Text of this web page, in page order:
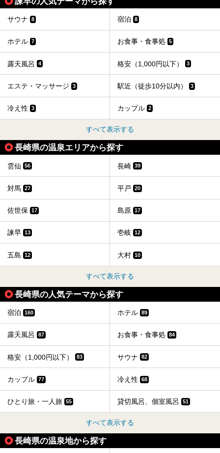
サウナ 8 宿泊 8
ホテル 7 お食事・食事処 5
露天風呂 4 格安（1,000円以下） 3
エステ・マッサージ 3 駅近（徒歩10分以内） 3
冷え性 3 カップル 2
すべて表示する
長崎県の温泉エリアから探す
雲仙 56 長崎 39
対馬 27 平戸 20
佐世保 17 島原 17
諫早 13 壱岐 12
五島 12 大村 10
すべて表示する
長崎県の人気テーマから探す
宿泊 160 ホテル 89
露天風呂 87 お食事・食事処 84
格安（1,000円以下） 83 サウナ 82
カップル 77 冷え性 68
ひとり旅・一人旅 55 貸切風呂、個室風呂 51
すべて表示する
長崎県の温泉地から探す